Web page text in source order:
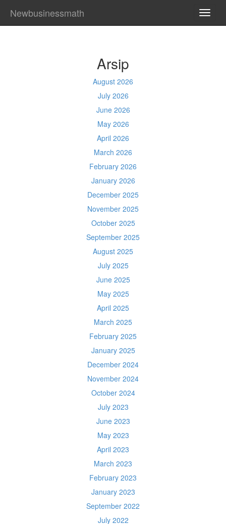
Newbusinessmath
Arsip
August 2026
July 2026
June 2026
May 2026
April 2026
March 2026
February 2026
January 2026
December 2025
November 2025
October 2025
September 2025
August 2025
July 2025
June 2025
May 2025
April 2025
March 2025
February 2025
January 2025
December 2024
November 2024
October 2024
July 2023
June 2023
May 2023
April 2023
March 2023
February 2023
January 2023
September 2022
July 2022